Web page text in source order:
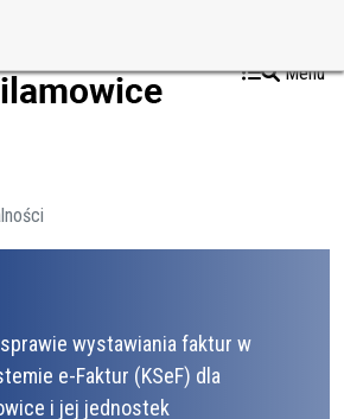
Menu
wystawiania faktur w
e-Faktur (KSeF) dla
i jej jednostek